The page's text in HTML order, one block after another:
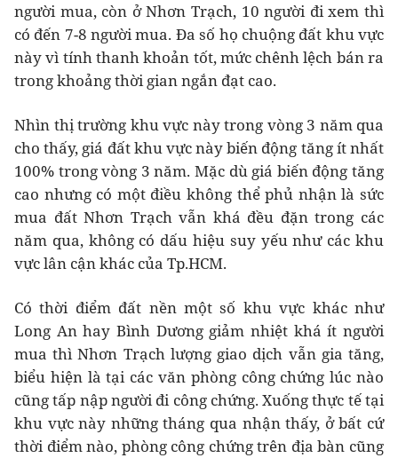
người mua, còn ở Nhơn Trạch, 10 người đi xem thì
có đến 7-8 người mua. Đa số họ chuộng đất khu vực
này vì tính thanh khoản tốt, mức chênh lệch bán ra
trong khoảng thời gian ngắn đạt cao.
Nhìn thị trường khu vực này trong vòng 3 năm qua
cho thấy, giá đất khu vực này biến động tăng ít nhất
100% trong vòng 3 năm. Mặc dù giá biến động tăng
cao nhưng có một điều không thể phủ nhận là sức
mua đất Nhơn Trạch vẫn khá đều đặn trong các
năm qua, không có dấu hiệu suy yếu như các khu
vực lân cận khác của Tp.HCM.
Có thời điểm đất nền một số khu vực khác như
Long An hay Bình Dương giảm nhiệt khá ít người
mua thì Nhơn Trạch lượng giao dịch vẫn gia tăng,
biểu hiện là tại các văn phòng công chứng lúc nào
cũng tấp nập người đi công chứng. Xuống thực tế tại
khu vực này những tháng qua nhận thấy, ở bất cứ
thời điểm nào, phòng công chứng trên địa bàn cũng